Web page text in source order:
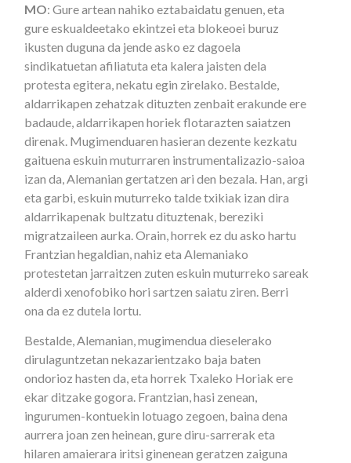
MO: Gure artean nahiko eztabaidatu genuen, eta
gure eskualdeetako ekintzei eta blokeoei buruz
ikusten duguna da jende asko ez dagoela
sindikatuetan afiliatuta eta kalera jaisten dela
protesta egitera, nekatu egin zirelako. Bestalde,
aldarrikapen zehatzak dituzten zenbait erakunde ere
badaude, aldarrikapen horiek flotarazten saiatzen
direnak. Mugimenduaren hasieran dezente kezkatu
gaituena eskuin muturraren instrumentalizazio-saioa
izan da, Alemanian gertatzen ari den bezala. Han, argi
eta garbi, eskuin muturreko talde txikiak izan dira
aldarrikapenak bultzatu dituztenak, bereziki
migratzaileen aurka. Orain, horrek ez du asko hartu
Frantzian hegaldian, nahiz eta Alemaniako
protestetan jarraitzen zuten eskuin muturreko sareak
alderdi xenofobiko hori sartzen saiatu ziren. Berri
ona da ez dutela lortu.
Bestalde, Alemanian, mugimendua dieselerako
dirulaguntzetan nekazarientzako baja baten
ondorioz hasten da, eta horrek Txaleko Horiak ere
ekar ditzake gogora. Frantzian, hasi zenean,
ingurumen-kontuekin lotuago zegoen, baina dena
aurrera joan zen heinean, gure diru-sarrerak eta
hilaren amaierara iritsi ginenean geratzen zaiguna